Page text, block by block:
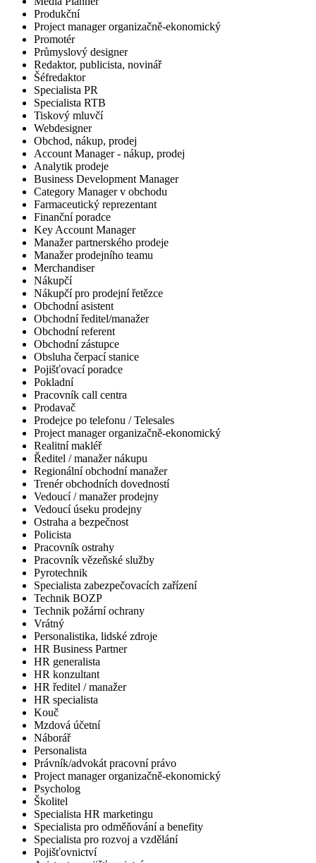
Produkční
Project manager organizačně-ekonomický
Promotér
Průmyslový designer
Redaktor, publicista, novinář
Šéfredaktor
Specialista PR
Specialista RTB
Tiskový mluvčí
Webdesigner
Obchod, nákup, prodej
Account Manager - nákup, prodej
Analytik prodeje
Business Development Manager
Category Manager v obchodu
Farmaceutický reprezentant
Finanční poradce
Key Account Manager
Manažer partnerského prodeje
Manažer prodejního teamu
Merchandiser
Nákupčí
Nákupčí pro prodejní řetězce
Obchodní asistent
Obchodní ředitel/manažer
Obchodní referent
Obchodní zástupce
Obsluha čerpací stanice
Pojišťovací poradce
Pokladní
Pracovník call centra
Prodavač
Prodejce po telefonu / Telesales
Project manager organizačně-ekonomický
Realitní makléř
Ředitel / manažer nákupu
Regionální obchodní manažer
Trenér obchodních dovedností
Vedoucí / manažer prodejny
Vedoucí úseku prodejny
Ostraha a bezpečnost
Policista
Pracovník ostrahy
Pracovník vězeňské služby
Pyrotechnik
Specialista zabezpečovacích zařízení
Technik BOZP
Technik požární ochrany
Vrátný
Personalistika, lidské zdroje
HR Business Partner
HR generalista
HR konzultant
HR ředitel / manažer
HR specialista
Kouč
Mzdová účetní
Náborář
Personalista
Právník/advokát pracovní právo
Project manager organizačně-ekonomický
Psycholog
Školitel
Specialista HR marketingu
Specialista pro odměňování a benefity
Specialista pro rozvoj a vzdělání
Pojišťovnictví